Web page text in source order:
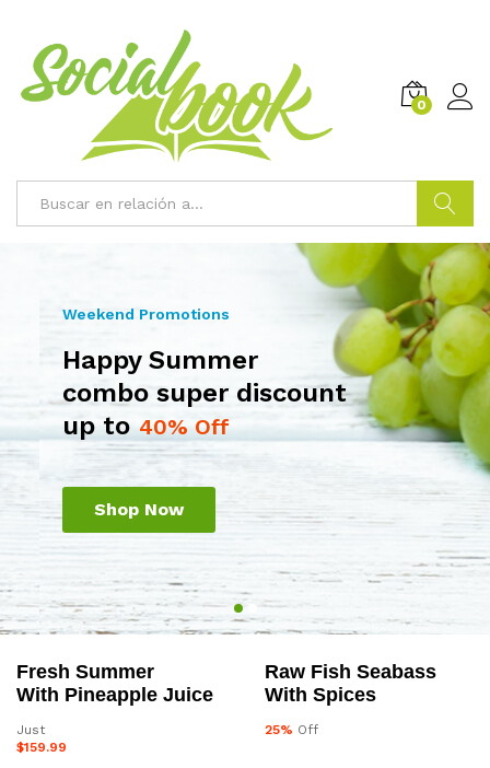
0
Buscar
Weekend Promotions
Happy Summer
combo super discount
up to 40% Off
Shop Now
Fresh Summer
With Pineapple Juice
Just
$159.99
Raw Fish Seabass
With Spices
25% Off